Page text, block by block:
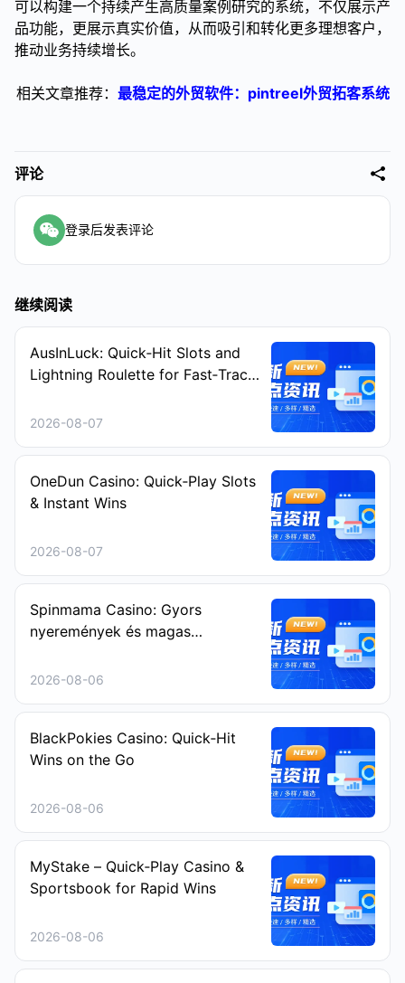
可以构建一个持续产生高质量案例研究的系统，不仅展示产
品功能，更展示真实价值，从而吸引和转化更多理想客户，
推动业务持续增长。
相关文章推荐： 最稳定的外贸软件：pintreel外贸拓客系统
评论
登录后发表评论
继续阅读
AusInLuck: Quick‑Hit Slots and
Lightning Roulette for Fast‑Track
2026-08-07
OneDun Casino: Quick‑Play Slots
& Instant Wins
2026-08-07
Spinmama Casino: Gyors
nyeremények és magas
2026-08-06
BlackPokies Casino: Quick‑Hit
Wins on the Go
2026-08-06
MyStake – Quick‑Play Casino &
Sportsbook for Rapid Wins
2026-08-06